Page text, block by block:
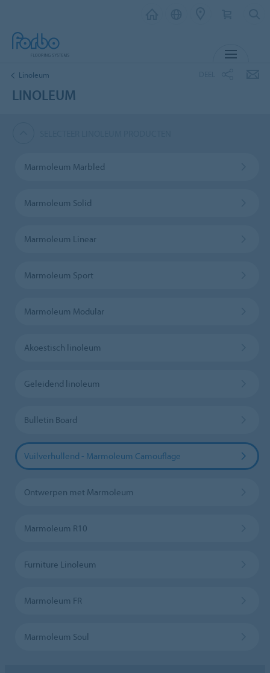
Linoleum
LINOLEUM
Marmoleum Marbled
Marmoleum Solid
Marmoleum Linear
Marmoleum Sport
Marmoleum Modular
Akoestisch linoleum
Geleidend linoleum
Bulletin Board
Vuilverhullend - Marmoleum Camouflage
Ontwerpen met Marmoleum
Marmoleum R10
Furniture Linoleum
Marmoleum FR
Marmoleum Soul